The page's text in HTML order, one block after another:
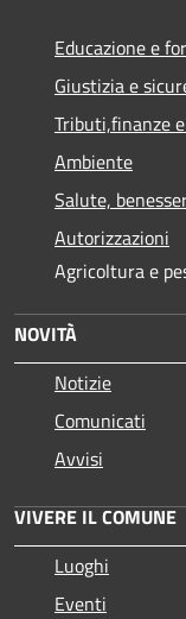
Educazione e
Giustizia e
Tributi,finanze
Ambiente
Salute,
Autorizzazioni
Agricoltura e
NOVITÀ
Notizie
Comunicati
Avvisi
VIVERE IL COMUNE
Luoghi
Eventi